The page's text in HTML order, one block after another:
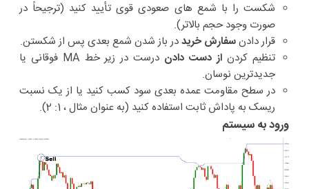
شکست را با شمع های صعودی قوی تأیید کنید (ترجیحاً در
صورت وجود حجم بالاتر).
قرار دادنسفارش خریددر باز شدن شمع بعدی پس از شکستن.
تنظیم کردن از دست دادن
درست در زیر خط MA فوقانی یا
جدیدترین نوسان.
در سطح مقاومت عمده بعدی سود کسب کنید یا از یک نسبت
ریسک به پاداش ثابت استفاده کنید (به عنوان مثال ، 1: 2).
ورود به سیستم